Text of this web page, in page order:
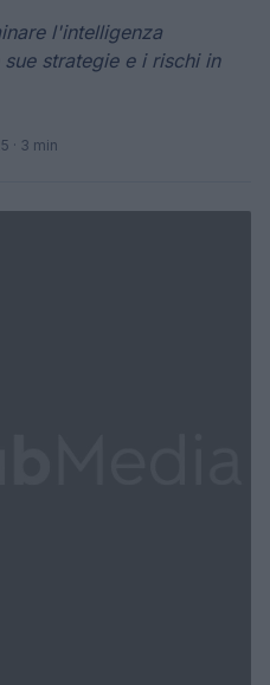
l'intelligenza
strategie e i rischi in
· 3 min